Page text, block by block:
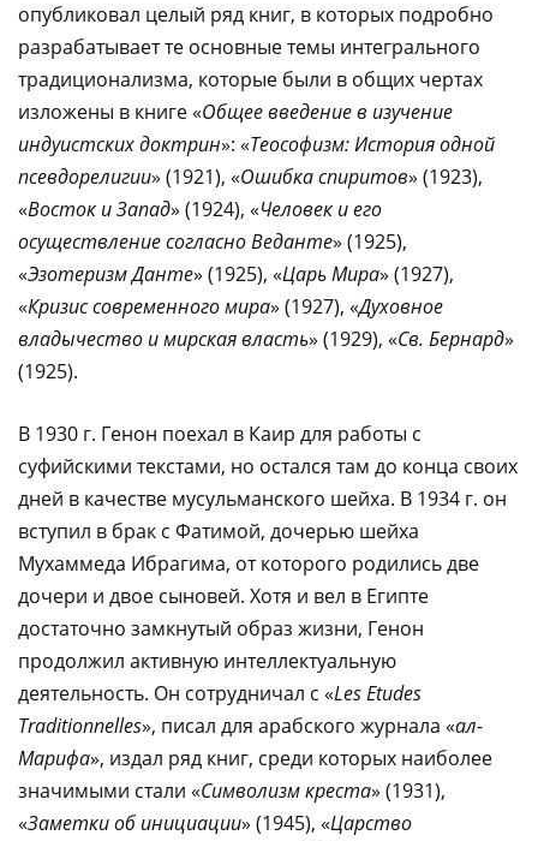
опубликовал целый ряд книг, в которых подробно
разрабатывает те основные темы интегрального
традиционализма, которые были в общих чертах
изложены в книге «Общее введение в изучение
индуистских доктрин»: «Теософизм: История одной
псевдорелигии» (1921), «Ошибка спиритов» (1923),
«Восток и Запад» (1924), «Человек и его
осуществление согласно Веданте» (1925),
«Эзотеризм Данте» (1925), «Царь Мира» (1927),
«Кризис современного мира» (1927), «Духовное
владычество и мирская власть» (1929), «Св. Бернард»
(1925).
В 1930 г. Генон поехал в Каир для работы с
суфийскими текстами, но остался там до конца своих
дней в качестве мусульманского шейха. В 1934 г. он
вступил в брак с Фатимой, дочерью шейха
Мухаммеда Ибрагима, от которого родились две
дочери и двое сыновей. Хотя и вел в Египте
достаточно замкнутый образ жизни, Генон
продолжил активную интеллектуальную
деятельность. Он сотрудничал с «Les Etudes
Traditionnelles», писал для арабского журнала «ал-
Марифа», издал ряд книг, среди которых наиболее
значимыми стали «Символизм креста» (1931),
«Заметки об инициации» (1945), «Царство